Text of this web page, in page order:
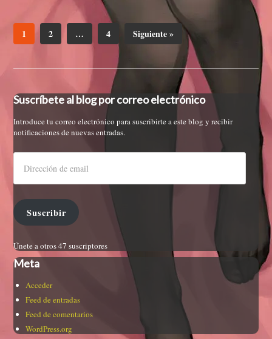
1 2 … 4 Siguiente »
Suscríbete al blog por correo electrónico
Introduce tu correo electrónico para suscribirte a este blog y recibir
notificaciones de nuevas entradas.
Suscribir
Únete a otros 47 suscriptores
Meta
Acceder
Feed de entradas
Feed de comentarios
WordPress.org